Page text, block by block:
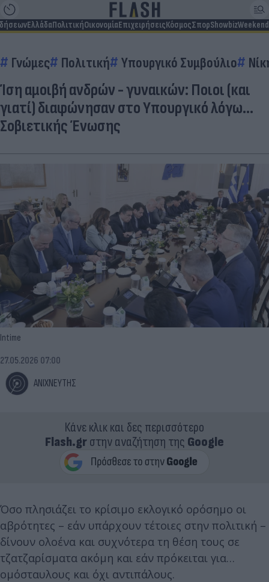
ΕλλάδαΠολιτικήΟικονομίαΕπιχειρήσειςΚόσμοςΣπορShowbizWeekend
Γνώμες Πολιτική Υπουργικό Συμβούλιο
Ίση αμοιβή ανδρών - γυναικών: Ποιοι (και
γιατί) διαφώνησαν στο Υπουργικό λόγω...
Σοβιετικής Ένωσης
Intime
ΑΝΙΧΝΕΥΤΗΣ
27.05.2026 07:00
Κάνε κλικ και δες περισσότερο
Flash.grστην αναζήτηση της Google
Όσο πλησιάζει το κρίσιμο εκλογικό ορόσημο οι
αβρότητες – εάν υπάρχουν τέτοιες στην πολιτική –
δίνουν ολοένα και συχνότερα τη θέση τους σε
τζατζαρίσματα ακόμη και εάν πρόκειται για…
ομόσταυλους και όχι αντιπάλους.